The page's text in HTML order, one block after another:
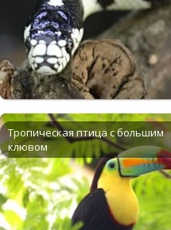
Тропическая птица с большим
клювом